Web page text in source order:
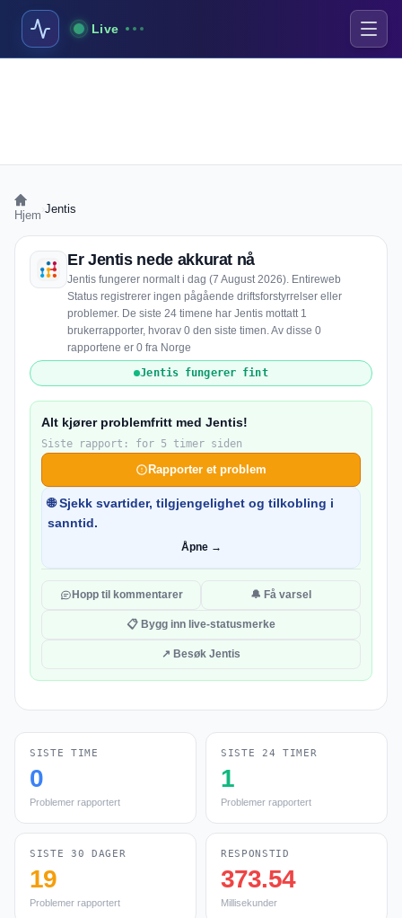
Live
Hjem Jentis
Er Jentis nede akkurat nå
Jentis fungerer normalt i dag (7 August 2026). Entireweb
Status registrerer ingen pågående driftsforstyrrelser eller
problemer. De siste 24 timene har Jentis mottatt 1
brukerrapporter, hvorav 0 den siste timen. Av disse 0
rapportene er 0 fra Norge
Jentis fungerer fint
Alt kjører problemfritt med Jentis!
Siste rapport: for 5 timer siden
Rapporter et problem
🌐 Sjekk svartider, tilgjengelighet og tilkobling i
sanntid.
Åpne →
Hopp til kommentarer 🔔 Få varsel
📋 Bygg inn live-statusmerke
↗ Besøk Jentis
SISTE TIME
0
Problemer rapportert
SISTE 24 TIMER
1
Problemer rapportert
SISTE 30 DAGER
19
Problemer rapportert
RESPONSTID
373.54
Millisekunder